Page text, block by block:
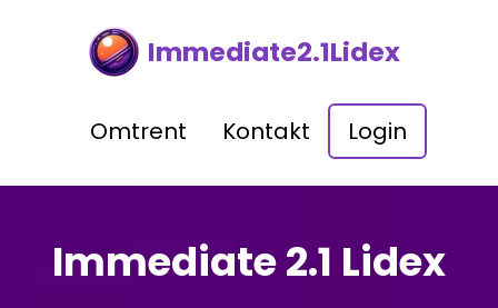
Immediate2.1Lidex
Omtrent Kontakt Login
Immediate 2.1 Lidex